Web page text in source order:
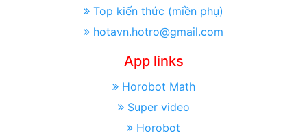
Top kiến thức (miền phụ)
hotavn.hotro@gmail.com
App links
Horobot Math
Super video
Horobot